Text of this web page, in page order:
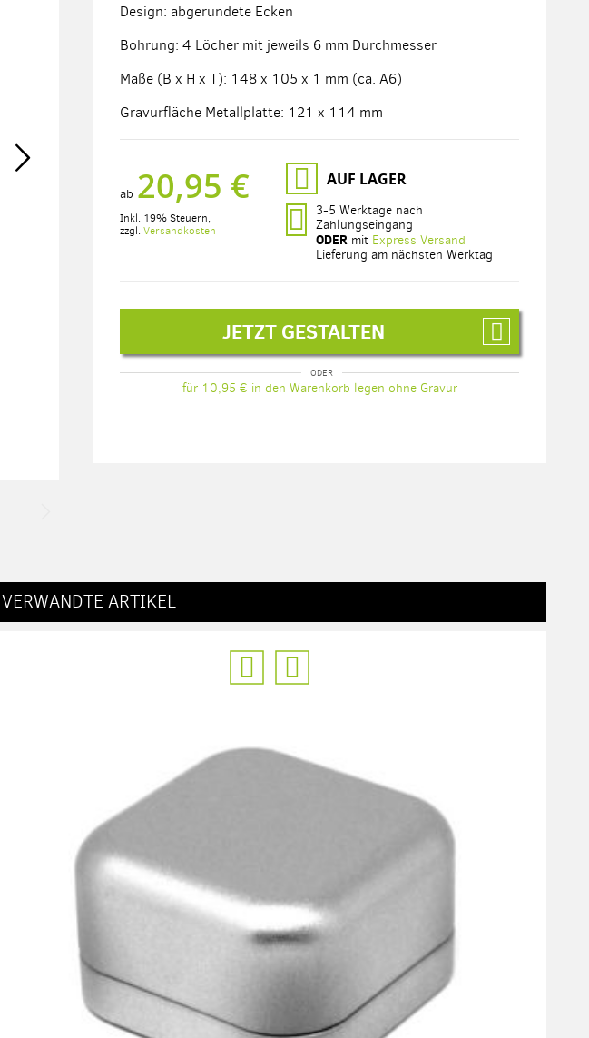
Design: abgerundete Ecken
Bohrung: 4 Löcher mit jeweils 6 mm Durchmesser
Maße (B x H x T): 148 x 105 x 1 mm (ca. A6)
Gravurfläche Metallplatte: 121 x 114 mm
ab 20,95 €
Inkl. 19% Steuern,
zzgl. Versandkosten
AUF LAGER
3-5 Werktage nach
Zahlungseingang
ODER mit Express Versand
Lieferung am nächsten Werktag
JETZT GESTALTEN
für 10,95 € in den Warenkorb legen ohne Gravur
VERWANDTE ARTIKEL